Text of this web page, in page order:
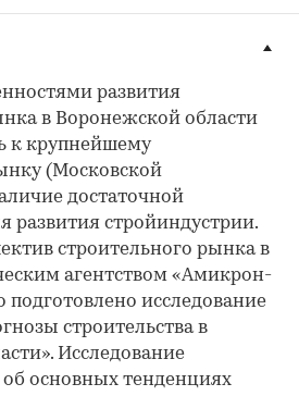
развития
в Воронежской области
к крупнейшему
(Московской
достаточной
развития стройиндустрии.
строительного рынка в
агентством «Амикрон-
подготовлено исследование
строительства в
Исследование
основных тенденциях